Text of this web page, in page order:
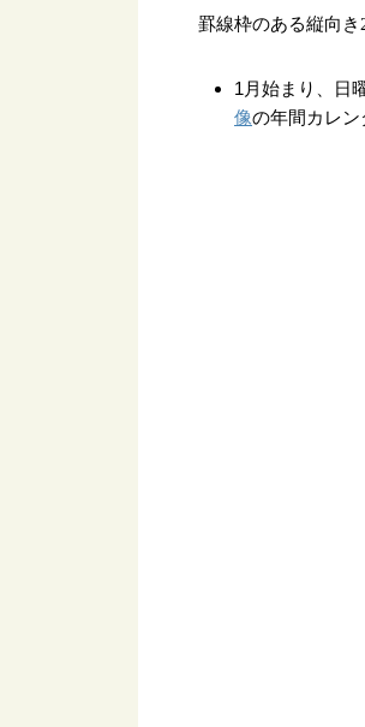
罫線枠のある縦向き
1月始まり、日
像の年間カレン